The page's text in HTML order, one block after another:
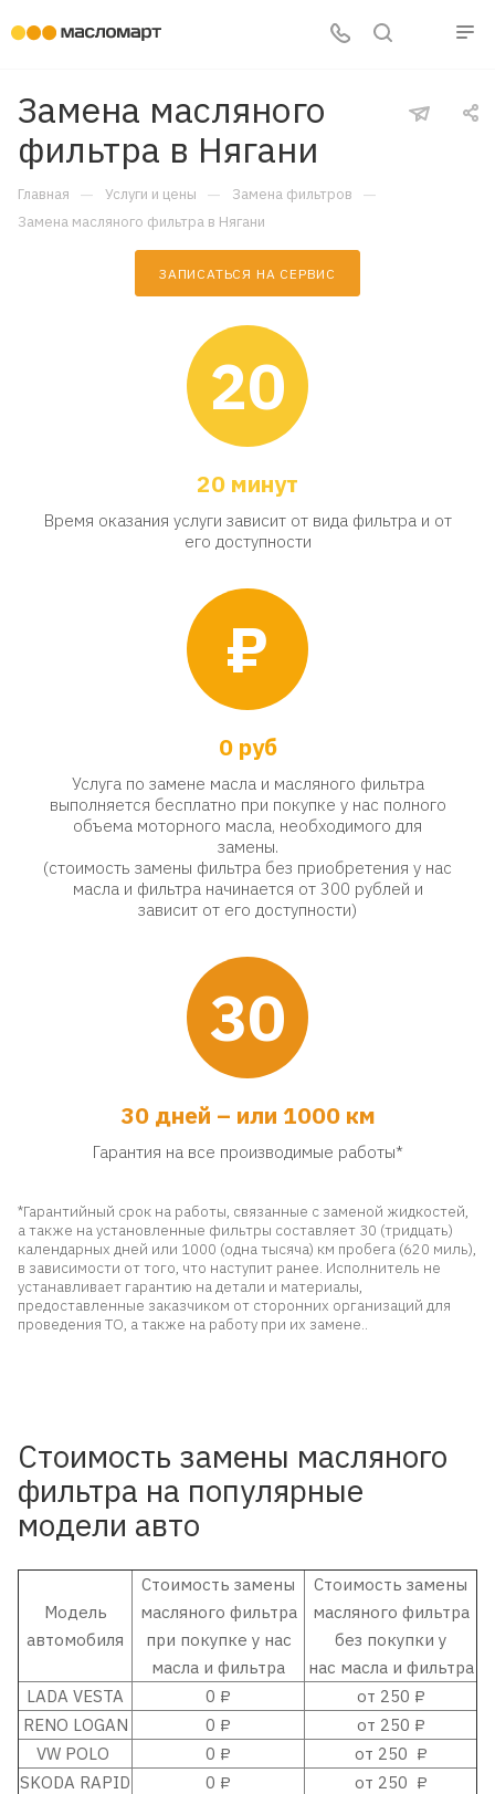
Замена масляного
фильтра в Нягани
Главная — Услуги и цены — Замена фильтров —
Замена масляного фильтра в Нягани
ЗАПИСАТЬСЯ НА СЕРВИС
20
20 минут
Время оказания услуги зависит от вида фильтра и от
его доступности
₽
0 руб
Услуга по замене масла и масляного фильтра
выполняется бесплатно при покупке у нас полного
объема моторного масла, необходимого для
замены.
(стоимость замены фильтра без приобретения у нас
масла и фильтра начинается от 300 рублей и
зависит от его доступности)
30
30 дней – или 1000 км
Гарантия на все производимые работы*
*Гарантийный срок на работы, связанные с заменой жидкостей,
а также на установленные фильтры составляет 30 (тридцать)
календарных дней или 1000 (одна тысяча) км пробега (620 миль),
в зависимости от того, что наступит ранее. Исполнитель не
устанавливает гарантию на детали и материалы,
предоставленные заказчиком от сторонних организаций для
проведения ТО, а также на работу при их замене..
Стоимость замены масляного
фильтра на популярные
модели авто
Модель
автомобиля
Стоимость замены
масляного фильтра
при покупке у нас
масла и фильтра
Стоимость замены
масляного фильтра
без покупки у
нас масла и фильтра
LADA VESTA
0 ₽
от 250 ₽
RENO LOGAN
0 ₽
от 250 ₽
VW POLO
0 ₽
от 250 ₽
SKODA RAPID
0 ₽
от 250 ₽